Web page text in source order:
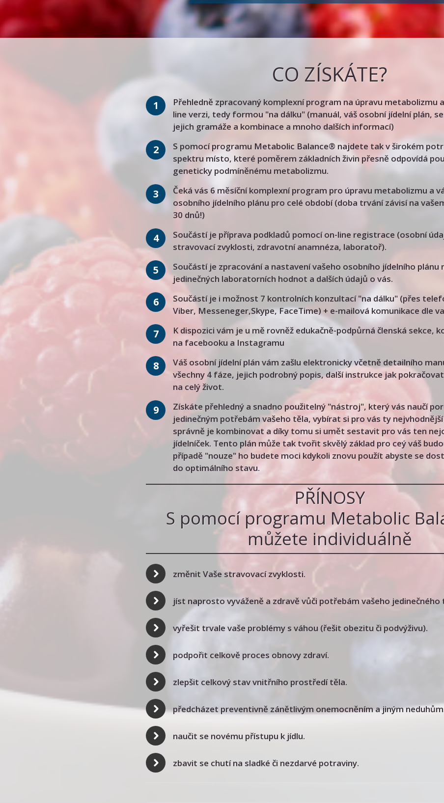
CO ZÍSKÁTE?
1
Přehledně zpracovaný komplexní program na úpravu metabolizmu
line verzi, tedy formou "na dálku" (manuál, váš osobní jídelní plán,
jejich gramáže a kombinace a mnoho dalších informací)
2
S pomocí programu Metabolic Balance® najdete tak v širokém
spektru místo, které poměrem základních živin přesně odpovídá
geneticky podmíněnému metabolizmu.
3
Čeká vás 6 měsíční komplexní program pro úpravu metabolizmu a
osobního jídelního plánu pro celé období (doba trvání závisí na
30 dnů!)
4
Součástí je příprava podkladů pomocí on-line registrace (osobní
stravovací zvyklosti, zdravotní anamnéza, laboratoř).
5
Součástí je zpracování a nastavení vašeho osobního jídelního plánu
jedinečných laboratorních hodnot a dalších údajů o vás.
6
Součástí je i možnost 7 kontrolních konzultací "na dálku" (přes
Viber, Messeneger,Skype, FaceTime) + e-mailová komunikace dle
7
K dispozici vám je u mě rovněž edukačně-podpůrná členská sekce,
na facebooku a Instagramu
8
Váš osobní jídelní plán vám zašlu elektronicky včetně detailního
všechny 4 fáze, jejich podrobný popis, další instrukce jak
na celý život.
9
Získáte přehledný a snadno použitelný "nástroj", který vás naučí
jedinečným potřebám vašeho těla, vybírat si pro vás ty
správně je kombinovat a díky tomu si umět sestavit pro vás ten
jídelníček. Tento plán může tak tvořit skvělý základ pro ceý váš
případě "nouze" ho budete moci kdykoli znovu použít abyste se
do optimálního stavu.
PŘÍNOSY
S pomocí programu Metabolic
můžete individuálně
změnit Vaše stravovací zvyklosti.
jíst naprosto vyváženě a zdravě vůči potřebám vašeho jedinečného
vyřešit trvale vaše problémy s váhou (řešit obezitu či podvýživu).
podpořit celkově proces obnovy zdraví.
zlepšit celkový stav vnitřního prostředí těla.
předcházet preventivně zánětlivým onemocněním a jiným
naučit se novému přístupu k jídlu.
zbavit se chutí na sladké či nezdarvé potraviny.